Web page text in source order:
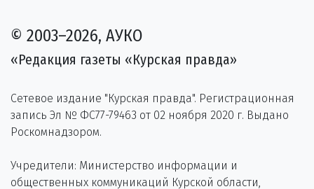
© 2003–2026, АУКО
«Редакция газеты «Курская правда»
Сетевое издание "Курская правда". Регистрационная
запись Эл № ФС77-79463 от 02 ноября 2020 г. Выдано
Роскомнадзором.
Учредители: Министерство информации и
общественных коммуникаций Курской области,